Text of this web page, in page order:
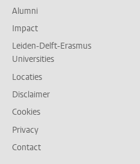
Alumni
Impact
Leiden-Delft-Erasmus
Universities
Locaties
Disclaimer
Cookies
Privacy
Contact